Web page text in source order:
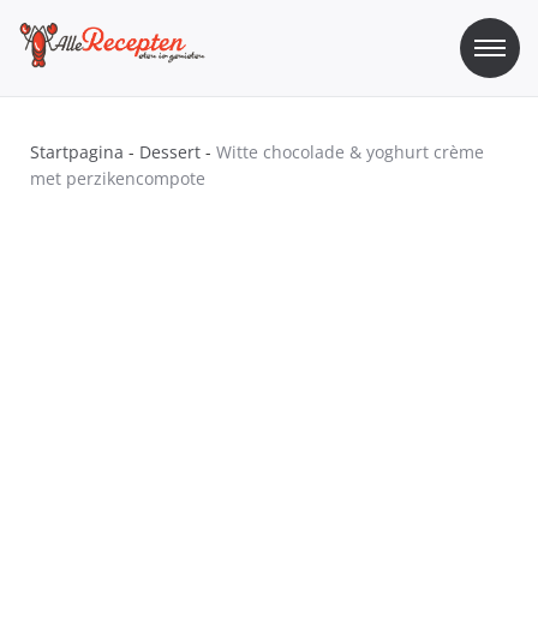
content
Startpagina - Dessert - Witte chocolade & yoghurt crème
met perzikencompote